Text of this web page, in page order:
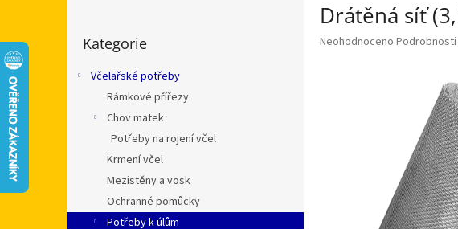
e
kategorie
Kategorie
Včelařské potřeby
Rámkové přířezy
Chov matek
Potřeby na rojení včel
Krmení včel
Mezistěny a vosk
Ochranné pomůcky
Potřeby k úlům
Drátěná síť
Průměrné
Neohodnoceno